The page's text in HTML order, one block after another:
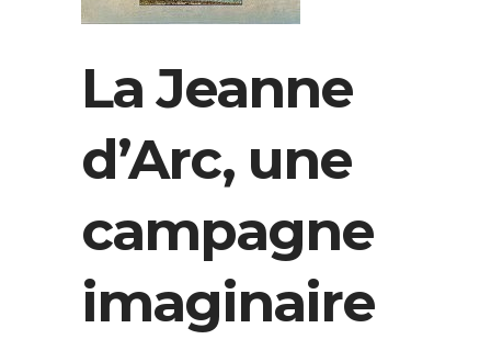
La Jeanne
d’Arc, une
campagne
imaginaire